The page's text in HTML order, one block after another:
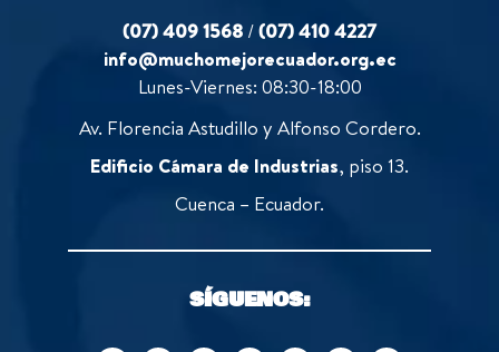
(07) 409 1568 /(07) 410 4227
info@muchomejorecuador.org.ec
Lunes-Viernes: 08:30-18:00
Av. Florencia Astudillo y Alfonso Cordero.
Edificio Cámara de Industrias, piso 13.
Cuenca – Ecuador.
SÍGUENOS: